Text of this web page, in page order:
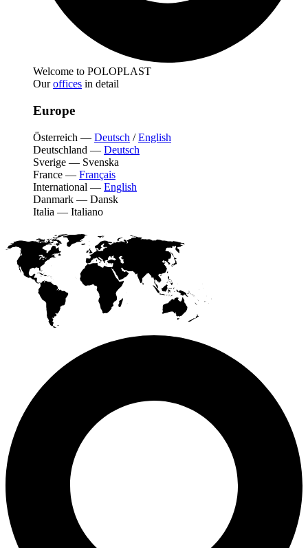
Welcome to POLOPLAST
Ouroffices in detail
Europe
Österreich — Deutsch /English
Deutschland — Deutsch
Sverige — Svenska
France — Français
International — English
Danmark — Dansk
Italia — Italiano